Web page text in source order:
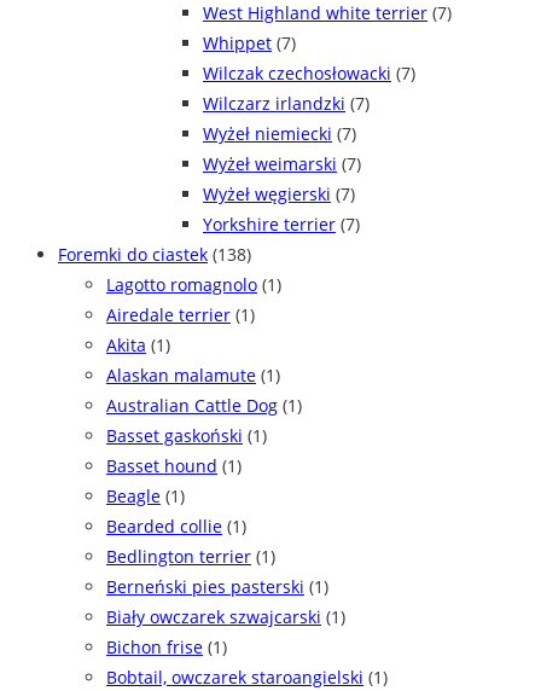
West Highland white terrier (7)
Whippet (7)
Wilczak czechosłowacki (7)
Wilczarz irlandzki (7)
Wyżeł niemiecki (7)
Wyżeł weimarski (7)
Wyżeł węgierski (7)
Yorkshire terrier (7)
Foremki do ciastek (138)
Lagotto romagnolo (1)
Airedale terrier (1)
Akita (1)
Alaskan malamute (1)
Australian Cattle Dog (1)
Basset gaskoński (1)
Basset hound (1)
Beagle (1)
Bearded collie (1)
Bedlington terrier (1)
Berneński pies pasterski (1)
Biały owczarek szwajcarski (1)
Bichon frise (1)
Bobtail, owczarek staroangielski (1)